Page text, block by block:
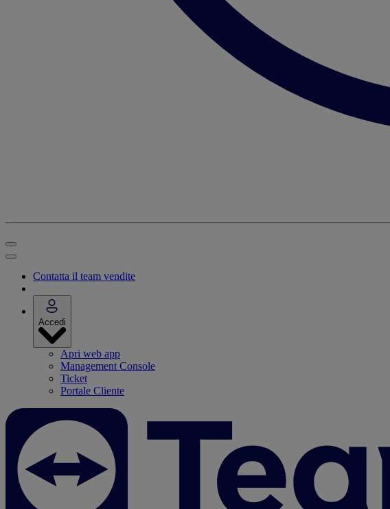
Contatta il team vendite
Accedi
Apri web app
Management Console
Ticket
Portale Cliente